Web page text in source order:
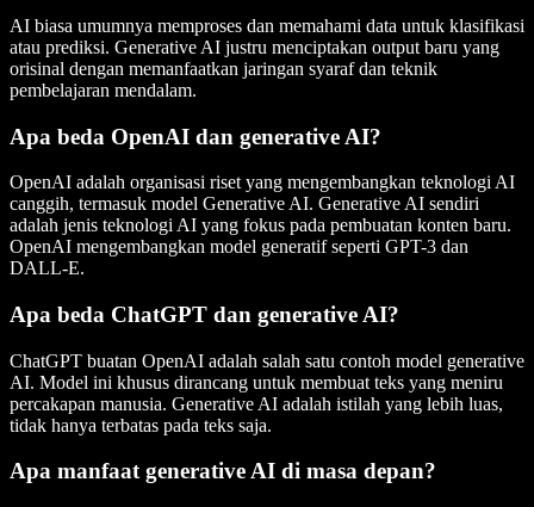
AI biasa umumnya memproses dan memahami data untuk klasifikasi
atau prediksi. Generative AI justru menciptakan output baru yang
orisinal dengan memanfaatkan jaringan syaraf dan teknik
pembelajaran mendalam.
Apa beda OpenAI dan generative AI?
OpenAI adalah organisasi riset yang mengembangkan teknologi AI
canggih, termasuk model Generative AI. Generative AI sendiri
adalah jenis teknologi AI yang fokus pada pembuatan konten baru.
OpenAI mengembangkan model generatif seperti GPT-3 dan
DALL-E.
Apa beda ChatGPT dan generative AI?
ChatGPT buatan OpenAI adalah salah satu contoh model generative
AI. Model ini khusus dirancang untuk membuat teks yang meniru
percakapan manusia. Generative AI adalah istilah yang lebih luas,
tidak hanya terbatas pada teks saja.
Apa manfaat generative AI di masa depan?